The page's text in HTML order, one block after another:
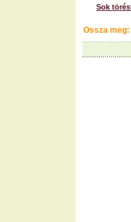
Sok
Ossza meg: